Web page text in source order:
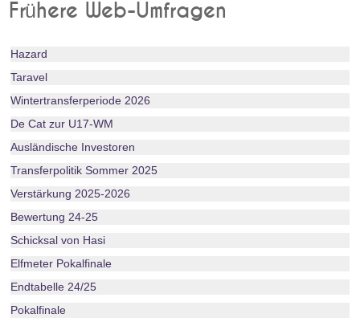
Frühere Web-Umfragen
Hazard
Taravel
Wintertransferperiode 2026
De Cat zur U17-WM
Ausländische Investoren
Transferpolitik Sommer 2025
Verstärkung 2025-2026
Bewertung 24-25
Schicksal von Hasi
Elfmeter Pokalfinale
Endtabelle 24/25
Pokalfinale